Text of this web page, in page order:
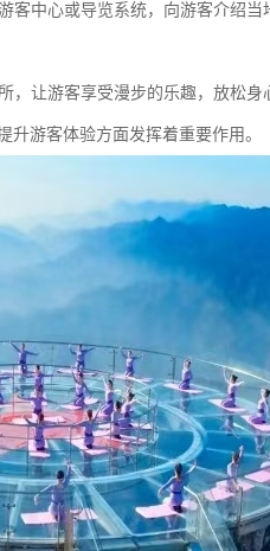
中心或导览系统，向游客介绍当
让游客享受漫步的乐趣，放松身
游客体验方面发挥着重要作用。